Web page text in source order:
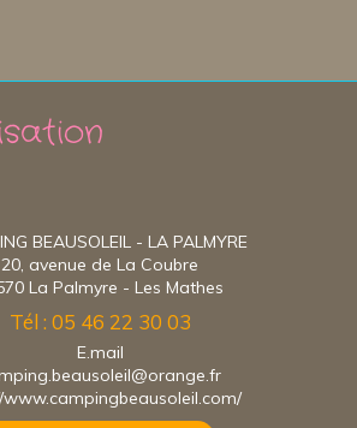
BEAUSOLEIL - LA PALMYRE
20, avenue de La Coubre
La Palmyre - Les Mathes
Tél : 05 46 22 30 03
E.mail